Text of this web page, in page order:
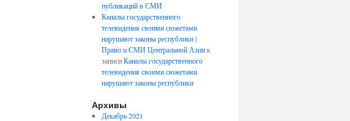
публикаций в СМИ
Каналы государственного
телевидения своими сюжетами
нарушают законы республики |
Право и СМИ Центральной Азиик
записиКаналы государственного
телевидения своими сюжетами
нарушают законы республики
Архивы
Декабрь 2021